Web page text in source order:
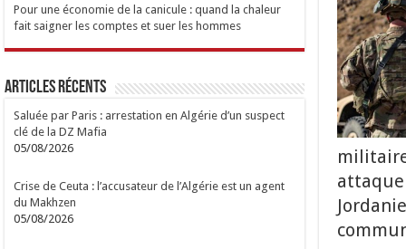
attaque
Pour une économie de la canicule : quand la chaleur
fait saigner les comptes et suer les hommes
Articles Récents
Saluée par Paris : arrestation en Algérie d’un suspect
clé de la DZ Mafia
05/08/2026
Crise de Ceuta : l’accusateur de l’Algérie est un agent
du Makhzen
05/08/2026